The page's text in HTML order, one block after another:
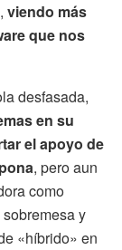
viendo más
que nos
desfasada,
en su
el apoyo de
, pero aun
como
y
«híbrido» en